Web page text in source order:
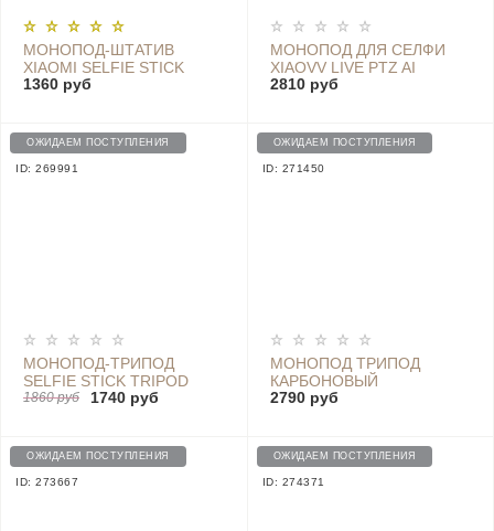
МОНОПОД-ШТАТИВ
XIAOMI SELFIE STICK
TRIPOD BLACK -
1360 руб
МОНОПОД ДЛЯ СЕЛФИ
XIAOVV LIVE PTZ AI
INTELLIGENT FOLLOW
2810 руб
ОЖИДАЕМ ПОСТУПЛЕНИЯ
ID: 269991
МОНОПОД-ТРИПОД
SELFIE STICK TRIPOD
GREY - FBA4071US
1860 руб 1740 руб
ОЖИДАЕМ ПОСТУПЛЕНИЯ
ID: 271450
МОНОПОД ТРИПОД
КАРБОНОВЫЙ
PHONOGRAPHER SC1C
2790 руб
ОЖИДАЕМ ПОСТУПЛЕНИЯ
ID: 273667
ОЖИДАЕМ ПОСТУПЛЕНИЯ
ID: 274371